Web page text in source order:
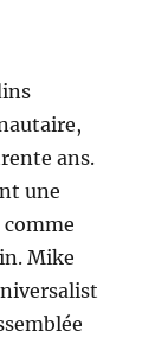
ans.
une
Mike